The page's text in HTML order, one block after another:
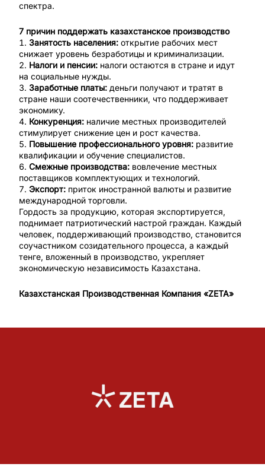
спектра.
7 причин поддержать казахстанское производство
Занятость населения: открытие рабочих мест
снижает уровень безработицы и криминализации.
Налоги и пенсии: налоги остаются в стране и идут
на социальные нужды.
Заработные платы: деньги получают и тратят в
стране наши соотечественники, что поддерживает
экономику.
Конкуренция: наличие местных производителей
стимулирует снижение цен и рост качества.
Повышение профессионального уровня: развитие
квалификации и обучение специалистов.
Смежные производства: вовлечение местных
поставщиков комплектующих и технологий.
Экспорт: приток иностранной валюты и развитие
международной торговли.
Гордость за продукцию, которая экспортируется,
поднимает патриотический настрой граждан. Каждый
человек, поддерживающий производство, становится
соучастником созидательного процесса, а каждый
тенге, вложенный в производство, укрепляет
экономическую независимость Казахстана.
Казахстанская Производственная Компания «ZETA»